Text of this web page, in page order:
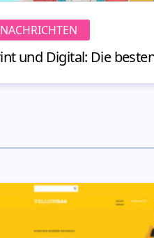
NACHRICHTEN